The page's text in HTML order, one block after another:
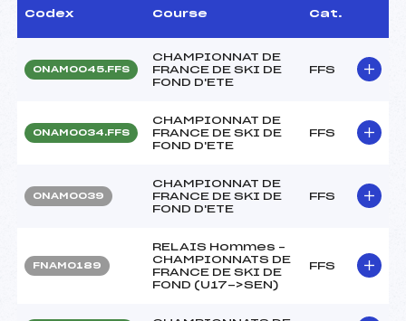
Codex Course Cat.
ONAM0045.FFS
CHAMPIONNAT DE
FRANCE DE SKI DE
FOND D'ETE
FFS
ONAM0034.FFS
CHAMPIONNAT DE
FRANCE DE SKI DE
FOND D'ETE
FFS
ONAM0039
CHAMPIONNAT DE
FRANCE DE SKI DE
FOND D'ETE
FFS
FNAM0189
RELAIS Hommes –
CHAMPIONNATS DE
FRANCE DE SKI DE
FOND (U17->SEN)
FFS